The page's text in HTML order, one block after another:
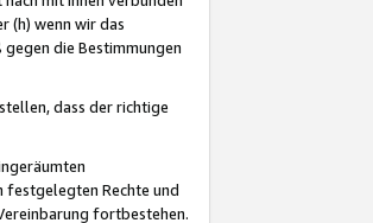
(h) wenn wir das
die Bestimmungen
dass der richtige
festgelegten Rechte und
fortbestehen.